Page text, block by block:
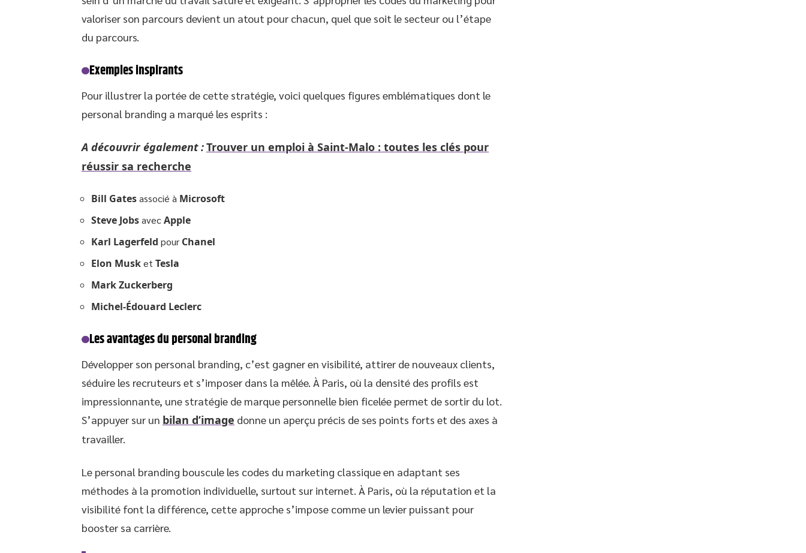
valoriser son parcours devient un atout pour chacun, quel que soit le secteur ou l’étape
du parcours.
Exemples inspirants
Pour illustrer la portée de cette stratégie, voici quelques figures emblématiques dont le
personal branding a marqué les esprits :
A découvrir également :Trouver un emploi à Saint-Malo : toutes les clés pour
réussir sa recherche
Bill Gatesassocié à Microsoft
Steve JobsavecApple
Karl Lagerfeld pour Chanel
Elon Musket Tesla
Mark Zuckerberg
Michel-Édouard Leclerc
Les avantages du personal branding
Développer son personal branding, c’est gagner en visibilité, attirer de nouveaux clients,
séduire les recruteurs et s’imposer dans la mêlée. À Paris, où la densité des profils est
impressionnante, une stratégie de marque personnelle bien ficelée permet de sortir du lot.
S’appuyer sur un bilan d’image donne un aperçu précis de ses points forts et des axes à
travailler.
Le personal branding bouscule les codes du marketing classique en adaptant ses
méthodes à la promotion individuelle, surtout sur internet. À Paris, où la réputation et la
visibilité font la différence, cette approche s’impose comme un levier puissant pour
booster sa carrière.